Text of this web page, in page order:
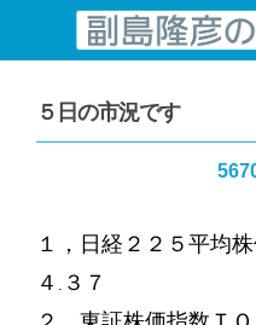
コンテンツへスキップ
５日の市況です
１，日経２２５平均
４.３７